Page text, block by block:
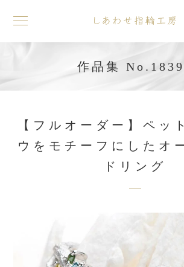
toggle
navigation
作品集
【フルオーダー】ペッ
ウをモチーフにしたオ
ドリング